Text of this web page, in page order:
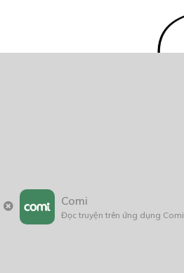
Comi
Đọc truyện trên ứng dụng Comi